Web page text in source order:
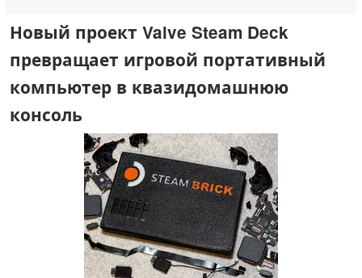
Новый проект Valve Steam Deck
превращает игровой портативный
компьютер в квазидомашнюю
консоль